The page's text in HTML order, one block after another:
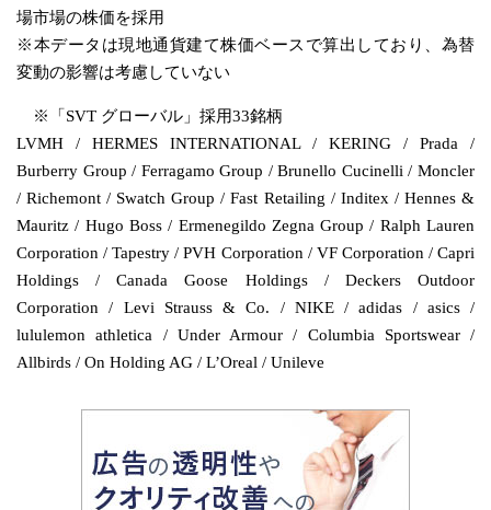
場市場の株価を採用
※本データは現地通貨建て株価ベースで算出しており、為替
変動の影響は考慮していない
※「SVT グローバル」採用33銘柄
LVMH / HERMES INTERNATIONAL / KERING / Prada /
Burberry Group / Ferragamo Group / Brunello Cucinelli / Moncler
/ Richemont / Swatch Group / Fast Retailing / Inditex / Hennes &
Mauritz / Hugo Boss / Ermenegildo Zegna Group / Ralph Lauren
Corporation / Tapestry / PVH Corporation / VF Corporation / Capri
Holdings / Canada Goose Holdings / Deckers Outdoor
Corporation / Levi Strauss & Co. / NIKE / adidas / asics /
lululemon athletica / Under Armour / Columbia Sportswear /
Allbirds / On Holding AG / L’Oreal / Unileve